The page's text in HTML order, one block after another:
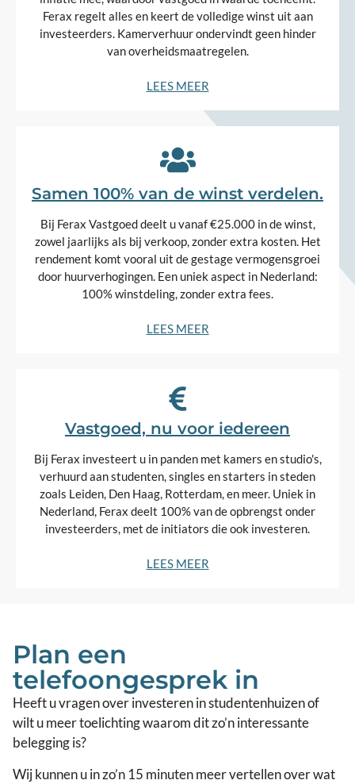
Ferax regelt alles en keert de volledige winst uit aan
investeerders. Kamerverhuur ondervindt geen hinder
van overheidsmaatregelen.
LEES MEER
Samen 100% van de winst verdelen.
Bij Ferax Vastgoed deelt u vanaf €25.000 in de winst,
zowel jaarlijks als bij verkoop, zonder extra kosten. Het
rendement komt vooral uit de gestage vermogensgroei
door huurverhogingen. Een uniek aspect in Nederland:
100% winstdeling, zonder extra fees.
LEES MEER
Vastgoed, nu voor iedereen
Bij Ferax investeert u in panden met kamers en studio's,
verhuurd aan studenten, singles en starters in steden
zoals Leiden, Den Haag, Rotterdam, en meer. Uniek in
Nederland, Ferax deelt 100% van de opbrengst onder
investeerders, met de initiators die ook investeren.
LEES MEER
Plan een
telefoongesprek in
Heeft u vragen over investeren in studentenhuizen of
wilt u meer toelichting waarom dit zo’n interessante
belegging is?
Wij kunnen u in zo’n 15 minuten meer vertellen over wat